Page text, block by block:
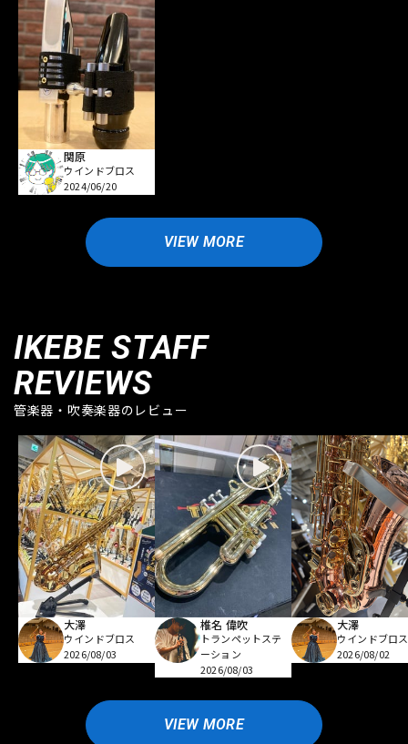
関原
ウインドブロス
2024/06/20
VIEW MORE
IKEBE STAFF
REVIEWS
管楽器・吹奏楽器のレビュー
大澤
ウインドブロス
2026/08/03
椎名 偉吹
トランペットステ
ーション
2026/08/03
大澤
ウインドブロス
2026/08/02
VIEW MORE